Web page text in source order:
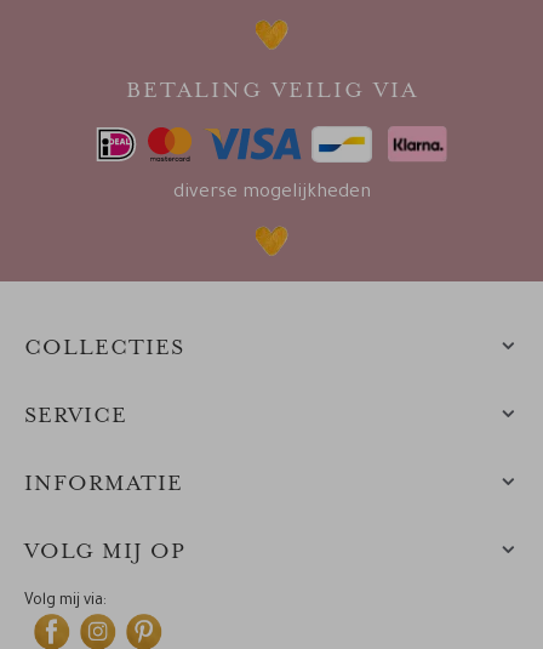
BETALING VEILIG VIA
diverse mogelijkheden
COLLECTIES
SERVICE
INFORMATIE
VOLG MIJ OP
Volg mij via: